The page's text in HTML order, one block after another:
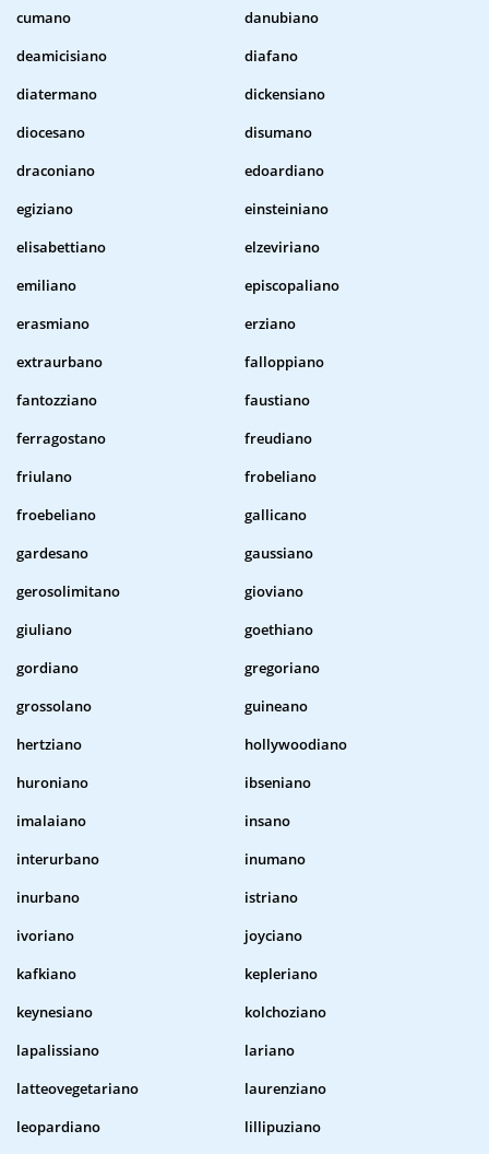
cumano
danubiano
deamicisiano
diafano
diatermano
dickensiano
diocesano
disumano
draconiano
edoardiano
egiziano
einsteiniano
elisabettiano
elzeviriano
emiliano
episcopaliano
erasmiano
erziano
extraurbano
falloppiano
fantozziano
faustiano
ferragostano
freudiano
friulano
frobeliano
froebeliano
gallicano
gardesano
gaussiano
gerosolimitano
gioviano
giuliano
goethiano
gordiano
gregoriano
grossolano
guineano
hertziano
hollywoodiano
huroniano
ibseniano
imalaiano
insano
interurbano
inumano
inurbano
istriano
ivoriano
joyciano
kafkiano
kepleriano
keynesiano
kolchoziano
lapalissiano
lariano
latteovegetariano
laurenziano
leopardiano
lillipuziano